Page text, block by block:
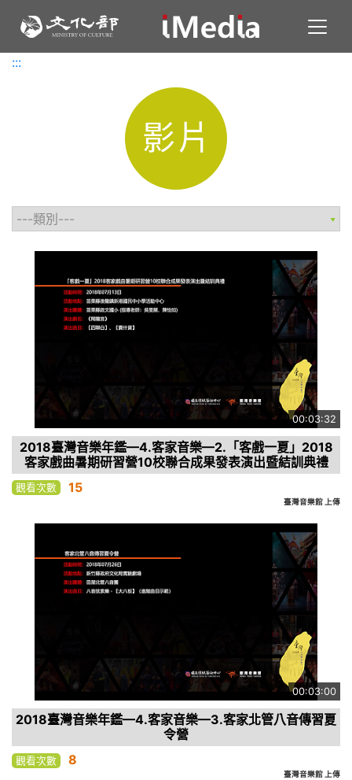
:::
:::
影片
00:03:32
2018臺灣音樂年鑑—4.客家音樂—2.「客戲一夏」2018
客家戲曲暑期研習營10校聯合成果發表演出暨結訓典禮
觀看次數 15
臺灣音樂館 上傳
00:03:00
2018臺灣音樂年鑑—4.客家音樂—3.客家北管八音傳習夏
令營
觀看次數 8
臺灣音樂館 上傳